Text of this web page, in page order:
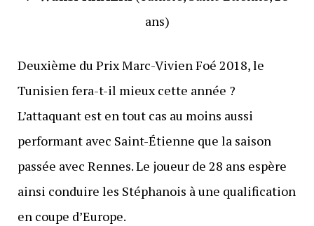
ans)
Deuxième du Prix Marc-Vivien Foé 2018, le
Tunisien fera-t-il mieux cette année ?
L’attaquant est en tout cas au moins aussi
performant avec Saint-Étienne que la saison
passée avec Rennes. Le joueur de 28 ans espère
ainsi conduire les Stéphanois à une qualification
en coupe d’Europe.